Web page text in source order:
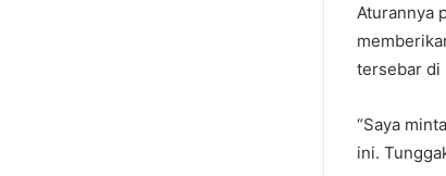
Aturannya
tersebar di
“Saya
ini.